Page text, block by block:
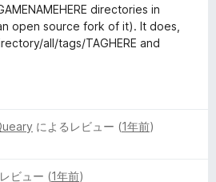
directories in
open source fork of it). It does,
all/tags/TAGHERE and
によるレビュー (1年前)
ビュー (1年前)